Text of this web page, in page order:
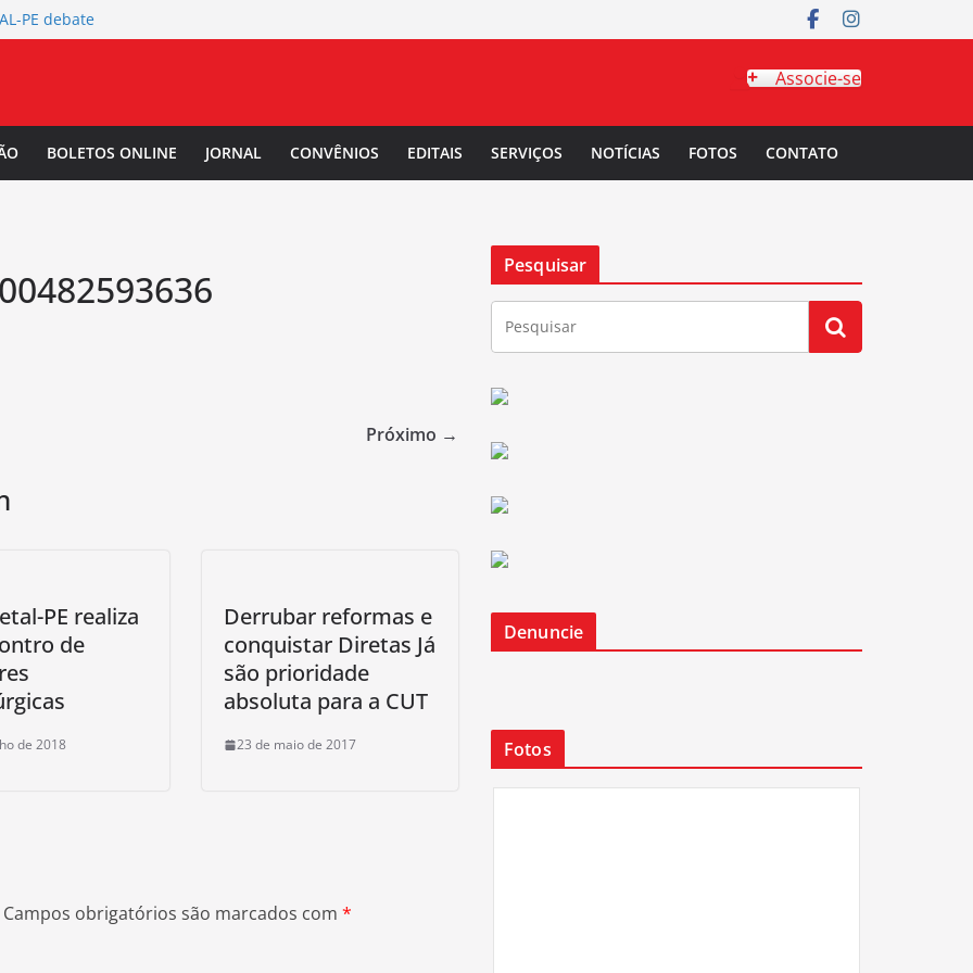
PE debate
Mulher Negra
da
Salarial
Associe-se
BOLETOS ONLINE JORNAL CONVÊNIOS EDITAIS SERVIÇOS NOTÍCIAS FOTOS CONTATO
Próximo →
PE realiza
de
de 2018
Derrubar reformas e
conquistar Diretas Já
são prioridade
absoluta para a CUT
23 de maio de 2017
Campos obrigatórios são marcados com *
Pesquisar
Denuncie
Fotos